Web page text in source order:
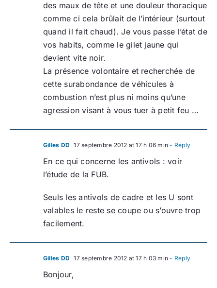
des maux de tête et une douleur thoracique
comme ci cela brûlait de l’intérieur (surtout
quand il fait chaud). Je vous passe l’état de
vos habits, comme le gilet jaune qui
devient vite noir.
La présence volontaire et recherchée de
cette surabondance de véhicules à
combustion n’est plus ni moins qu’une
agression visant à vous tuer à petit feu …
Gilles DD 17 septembre 2012 at 17 h 06 min - Reply
En ce qui concerne les antivols : voir
l’étude de la FUB.
Seuls les antivols de cadre et les U sont
valables le reste se coupe ou s’ouvre trop
facilement.
Gilles DD 17 septembre 2012 at 17 h 03 min - Reply
Bonjour,